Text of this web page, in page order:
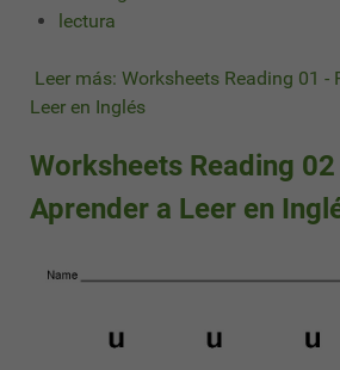
lectura
Leer más: Worksheets Reading 01 -
Leer en Inglés
Worksheets Reading
Aprender a Leer en